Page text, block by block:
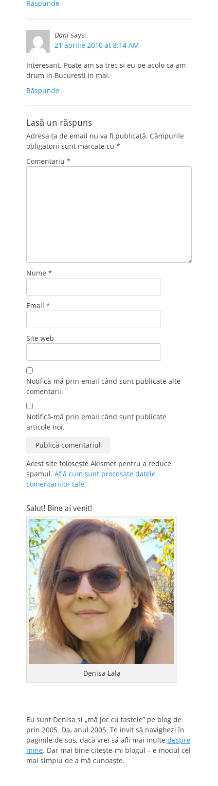
Răspunde
Dani says:
21 aprilie 2010 at 8:14 AM
Interesant. Poate am sa trec si eu pe acolo ca am
drum in Bucuresti in mai.
Răspunde
Lasă un răspuns
Adresa ta de email nu va fi publicată. Câmpurile
obligatorii sunt marcate cu *
Comentariu *
Nume *
Email *
Site web
Notifică-mă prin email când sunt publicate alte
comentarii.
Notifică-mă prin email când sunt publicate
articole noi.
Acest site folosește Akismet pentru a reduce
spamul. Află cum sunt procesate datele
comentariilor tale.
Salut! Bine ai venit!
Denisa Lala
Eu sunt Denisa și „mă joc cu tastele” pe blog de
prin 2005. Da, anul 2005. Te invit să navighezi în
paginile de sus, dacă vrei să afli mai multe despre
mine. Dar mai bine citește-mi blogul – e modul cel
mai simplu de a mă cunoaște.